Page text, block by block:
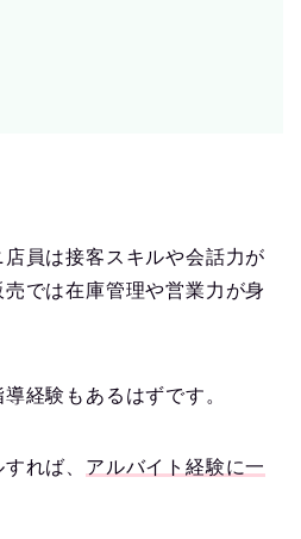
員は接客スキルや会話力が
では在庫管理や営業力が身
経験もあるはずです。
れば、 アルバイト経験に一